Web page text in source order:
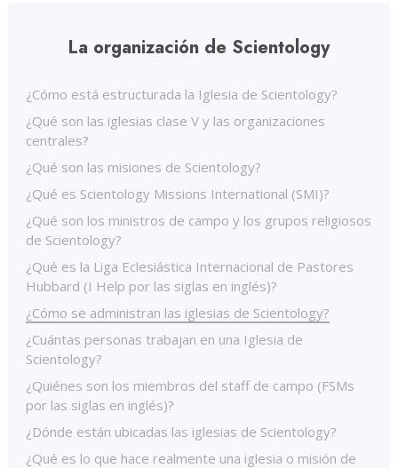
La organización de Scientology
¿Cómo está estructurada la Iglesia de Scientology?
¿Qué son las iglesias clase V y las organizaciones
centrales?
¿Qué son las misiones de Scientology?
¿Qué es Scientology Missions International (SMI)?
¿Qué son los ministros de campo y los grupos religiosos
de Scientology?
¿Qué es la Liga Eclesiástica Internacional de Pastores
Hubbard (I Help por las siglas en inglés)?
¿Cómo se administran las iglesias de Scientology?
¿Cuántas personas trabajan en una Iglesia de
Scientology?
¿Quiénes son los miembros del staff de campo (FSMs
por las siglas en inglés)?
¿Dónde están ubicadas las iglesias de Scientology?
¿Qué es lo que hace realmente una iglesia o misión de